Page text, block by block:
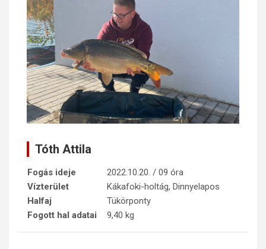
Tóth Attila
Fogás ideje
2022.10.20. / 09 óra
Vízterület
Kákafoki-holtág, Dinnyelapos
Halfaj
Tükörponty
Fogott hal adatai
9,40 kg